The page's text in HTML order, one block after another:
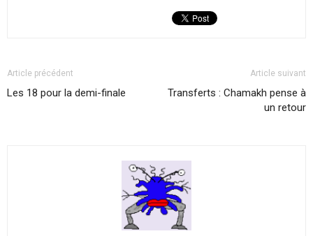
Article précédent
Les 18 pour la demi-finale
Article suivant
Transferts : Chamakh pense à
un retour